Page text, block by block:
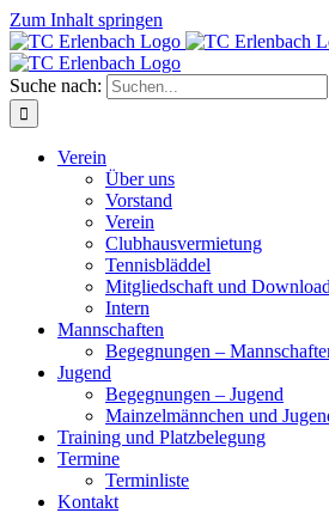
Zum Inhalt springen
Suche nach:
Verein
Über uns
Vorstand
Verein
Clubhausvermietung
Tennisbläddel
Mitgliedschaft und
Intern
Mannschaften
Begegnungen –
Jugend
Begegnungen – Jugend
Mainzelmännchen und
Training und Platzbelegung
Termine
Terminliste
Kontakt